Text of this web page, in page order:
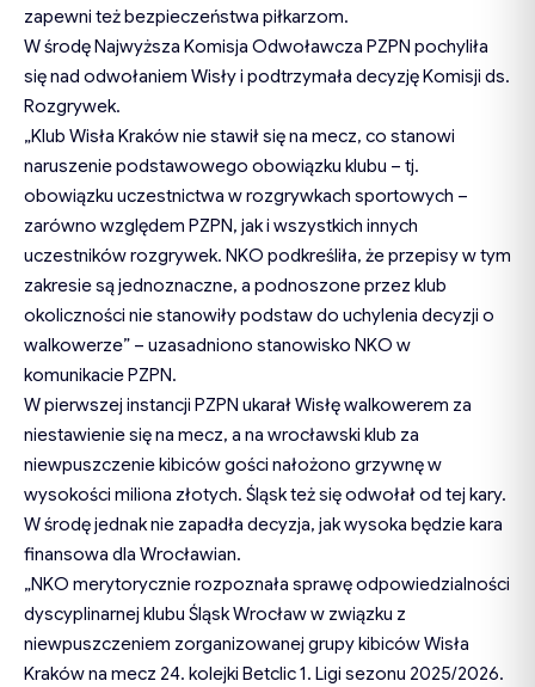
zapewni też bezpieczeństwa piłkarzom.
W środę Najwyższa Komisja Odwoławcza PZPN pochyliła
się nad odwołaniem Wisły i podtrzymała decyzję Komisji ds.
Rozgrywek.
„Klub Wisła Kraków nie stawił się na mecz, co stanowi
naruszenie podstawowego obowiązku klubu – tj.
obowiązku uczestnictwa w rozgrywkach sportowych –
zarówno względem PZPN, jak i wszystkich innych
uczestników rozgrywek. NKO podkreśliła, że przepisy w tym
zakresie są jednoznaczne, a podnoszone przez klub
okoliczności nie stanowiły podstaw do uchylenia decyzji o
walkowerze” – uzasadniono stanowisko NKO w
komunikacie PZPN.
W pierwszej instancji PZPN ukarał Wisłę walkowerem za
niestawienie się na mecz, a na wrocławski klub za
niewpuszczenie kibiców gości nałożono grzywnę w
wysokości miliona złotych. Śląsk też się odwołał od tej kary.
W środę jednak nie zapadła decyzja, jak wysoka będzie kara
finansowa dla Wrocławian.
„NKO merytorycznie rozpoznała sprawę odpowiedzialności
dyscyplinarnej klubu Śląsk Wrocław w związku z
niewpuszczeniem zorganizowanej grupy kibiców Wisła
Kraków na mecz 24. kolejki Betclic 1. Ligi sezonu 2025/2026.